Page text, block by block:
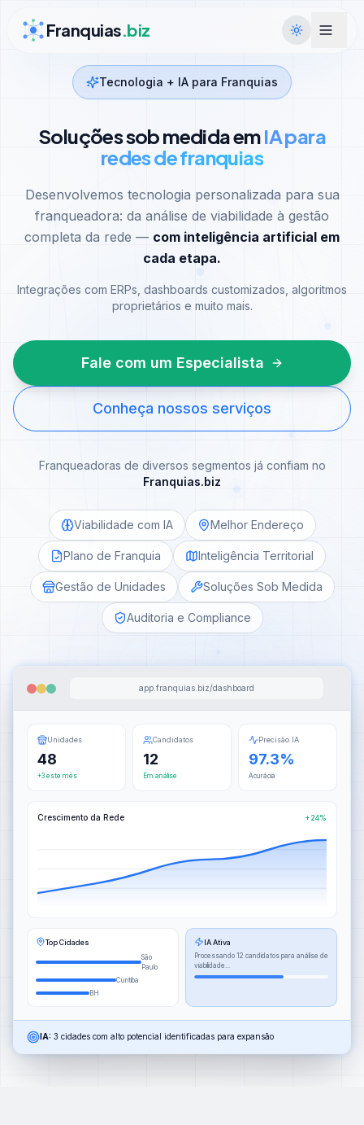
Franquias.biz
Tecnologia + IA para Franquias
Soluções sob medida emIA para
redes de franquias
Desenvolvemos tecnologia personalizada para sua
franqueadora: da análise de viabilidade à gestão
completa da rede — com inteligência artificial em
cada etapa.
Integrações com ERPs, dashboards customizados, algoritmos
proprietários e muito mais.
Fale com um Especialista
Conheça nossos serviços
Franqueadoras de diversos segmentos já confiam no
Franquias.biz
Viabilidade com IA Melhor Endereço
Plano de Franquia Inteligência Territorial
Gestão de Unidades Soluções Sob Medida
Auditoria e Compliance
app.franquias.biz/dashboard
Unidades
48
+3 este mês
Candidatos
12
Em análise
Precisão IA
97.3%
Acurácia
Crescimento da Rede +24%
Top Cidades
São
Paulo
Curitiba
BH
IA Ativa
Processando 12 candidatos para análise de
viabilidade...
IA: 3 cidades com alto potencial identificadas para expansão